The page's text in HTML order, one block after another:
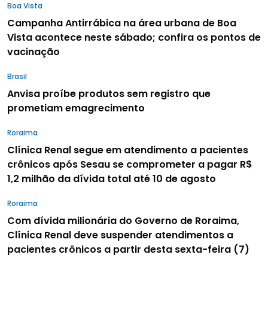
Boa Vista
Campanha Antirrábica na área urbana de Boa
Vista acontece neste sábado; confira os pontos de
vacinação
Brasil
Anvisa proíbe produtos sem registro que
prometiam emagrecimento
Roraima
Clínica Renal segue em atendimento a pacientes
crônicos após Sesau se comprometer a pagar R$
1,2 milhão da dívida total até 10 de agosto
Roraima
Com dívida milionária do Governo de Roraima,
Clínica Renal deve suspender atendimentos a
pacientes crônicos a partir desta sexta-feira (7)